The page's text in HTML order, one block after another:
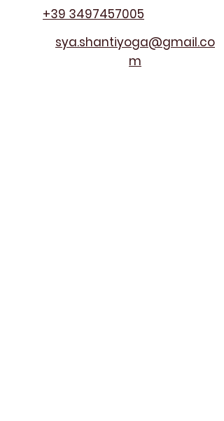
+39 3497457005
sya.shantiyoga@gmail.co
m